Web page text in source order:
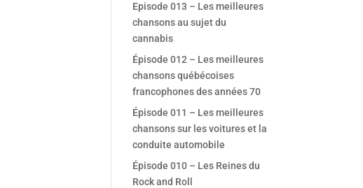
Episode 013 – Les meilleures
chansons au sujet du
cannabis
Épisode 012 – Les meilleures
chansons québécoises
francophones des années 70
Épisode 011 – Les meilleures
chansons sur les voitures et la
conduite automobile
Épisode 010 – Les Reines du
Rock and Roll